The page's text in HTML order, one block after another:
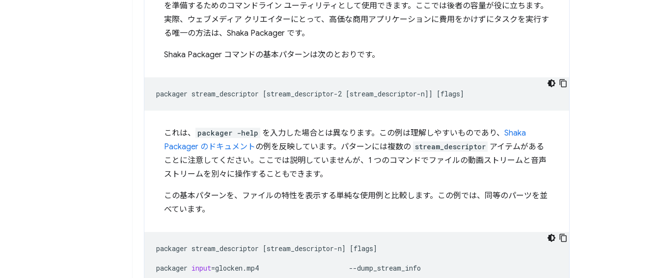
を準備するためのコマンドライン ユーティリティとして使用できます。ここでは後者の容量が役に立ちます。
実際、ウェブメディア クリエイターにとって、高価な商用アプリケーションに費用をかけずにタスクを実行す
る唯一の方法は、Shaka Packager です。
Shaka Packager コマンドの基本パターンは次のとおりです。
packager stream_descriptor [stream_descriptor-2 [stream_descriptor-n]] [flags]
これは、 packager -help を入力した場合とは異なります。この例は理解しやすいものであり、 Shaka
Packager のドキュメントの例を反映しています。パターンには複数の stream_descriptor アイテムがある
ことに注意してください。ここでは説明していませんが、1 つのコマンドでファイルの動画ストリームと音声
ストリームを別々に操作することもできます。
この基本パターンを、ファイルの特性を表示する単純な使用例と比較します。この例では、同等のパーツを並
べています。
packager stream_descriptor [stream_descriptor-n] [flags]
packager input=glocken.mp4